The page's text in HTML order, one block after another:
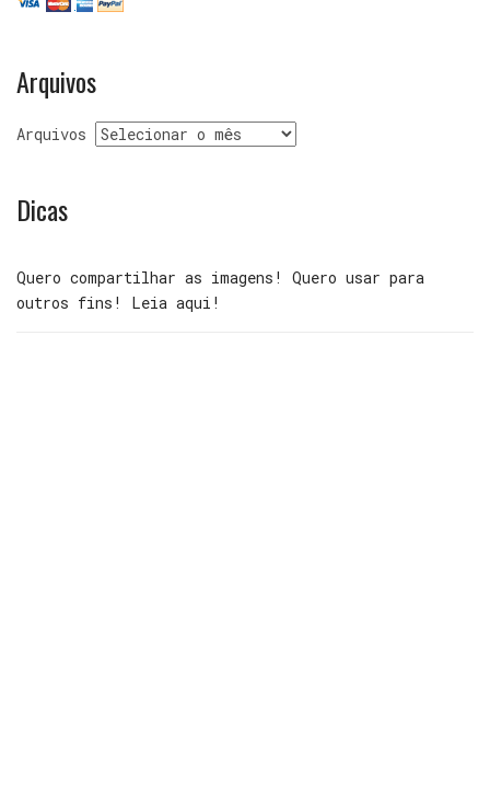
Arquivos
Arquivos
Dicas
Quero compartilhar as imagens! Quero usar para
outros fins! Leia aqui!